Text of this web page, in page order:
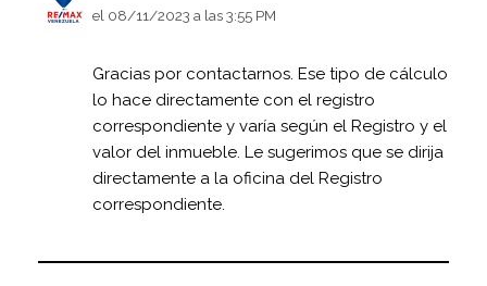
el 08/11/2023 a las 3:55 PM
Gracias por contactarnos. Ese tipo de cálculo
lo hace directamente con el registro
correspondiente y varía según el Registro y el
valor del inmueble. Le sugerimos que se dirija
directamente a la oficina del Registro
correspondiente.